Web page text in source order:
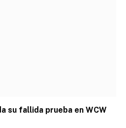
su fallida prueba en WCW